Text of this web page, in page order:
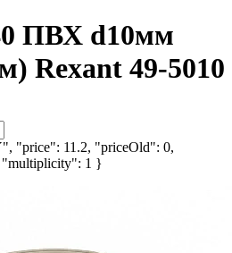
ПВХ d10мм
Rexant 49-5010
"price": 11.2, "priceOld": 0,
"multiplicity": 1 }